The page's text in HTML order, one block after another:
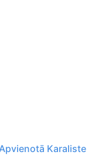
Karaliste